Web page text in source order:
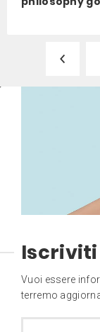
Vuoi essere
terremo